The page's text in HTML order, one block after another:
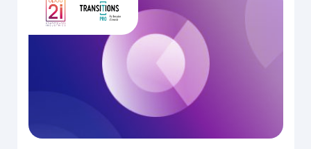
portant sur le devenir des certifiés de la branche de la Chimie